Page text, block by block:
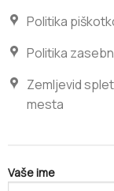
Politika
Politika
Zemljevid
mesta
Vaše ime